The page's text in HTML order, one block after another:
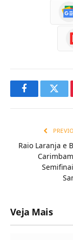
Facebook
Raio Laranja e
Veja Mais